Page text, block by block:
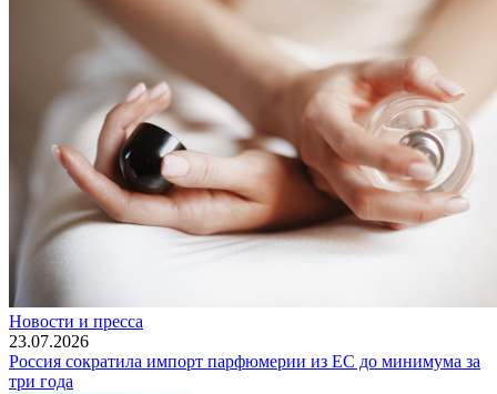
Новости и пресса
23.07.2026
Россия сократила импорт парфюмерии из ЕС до минимума за
три года